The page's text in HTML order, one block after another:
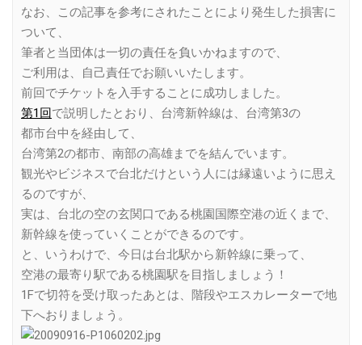
なお、この記事を参考にされたことにより発生した損害に
ついて、
筆者と当団体は一切の責任を負いかねますので、
ご利用は、自己責任でお願いいたします。
前回でチケットを入手することに成功しました。
第1回で説明したとおり、台湾新幹線は、台湾第3の
都市台中を経由して、
台湾第2の都市、南部の高雄までを結んでいます。
観光やビジネスで台北だけという人には縁遠いように思え
るのですが、
実は、台北の空の玄関口である桃園国際空港の近くまで、
新幹線を使っていくことができるのです。
と、いうわけで、今日は台北駅から新幹線に乗って、
空港の最寄り駅である桃園駅を目指しましょう！
1Fで切符を受け取ったあとは、階段やエスカレーターで地
下へおりましょう。